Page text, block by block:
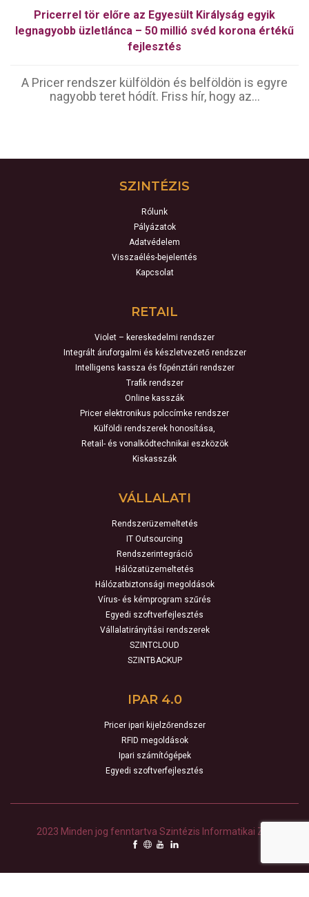
Pricerrel tör előre az Egyesült Királyság egyik
legnagyobb üzletlánca – 50 millió svéd korona értékű
fejlesztés
A Pricer rendszer külföldön és belföldön is egyre
nagyobb teret hódít. Friss hír, hogy az...
SZINTÉZIS
Rólunk
Pályázatok
Adatvédelem
Visszaélés-bejelentés
Kapcsolat
RETAIL
Violet – kereskedelmi rendszer
Integrált áruforgalmi és készletvezető rendszer
Intelligens kassza és főpénztári rendszer
Trafik rendszer
Online kasszák
Pricer elektronikus polccímke rendszer
Külföldi rendszerek honosítása,
Retail- és vonalkódtechnikai eszközök
Kiskasszák
VÁLLALATI
Rendszerüzemeltetés
IT Outsourcing
Rendszerintegráció
Hálózatüzemeltetés
Hálózatbiztonsági megoldások
Vírus- és kémprogram szűrés
Egyedi szoftverfejlesztés
Vállalatirányítási rendszerek
SZINTCLOUD
SZINTBACKUP
IPAR 4.0
Pricer ipari kijelzőrendszer
RFID megoldások
Ipari számítógépek
Egyedi szoftverfejlesztés
2023 Minden jog fenntartva Szintézis Informatikai Zrt.